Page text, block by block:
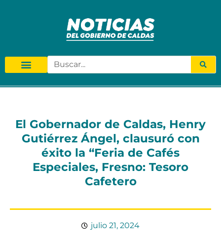
El Gobernador de Caldas, Henry
Gutiérrez Ángel, clausuró con
éxito la “Feria de Cafés
Especiales, Fresno: Tesoro
Cafetero
julio 21, 2024